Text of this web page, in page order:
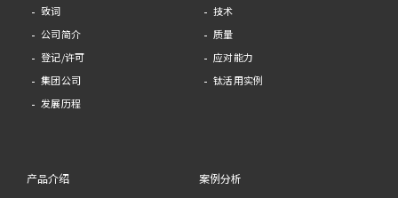
致词
公司简介
登记/许可
集团公司
发展历程
技术
质量
应对能力
钛活用实例
产品介绍 案例分析